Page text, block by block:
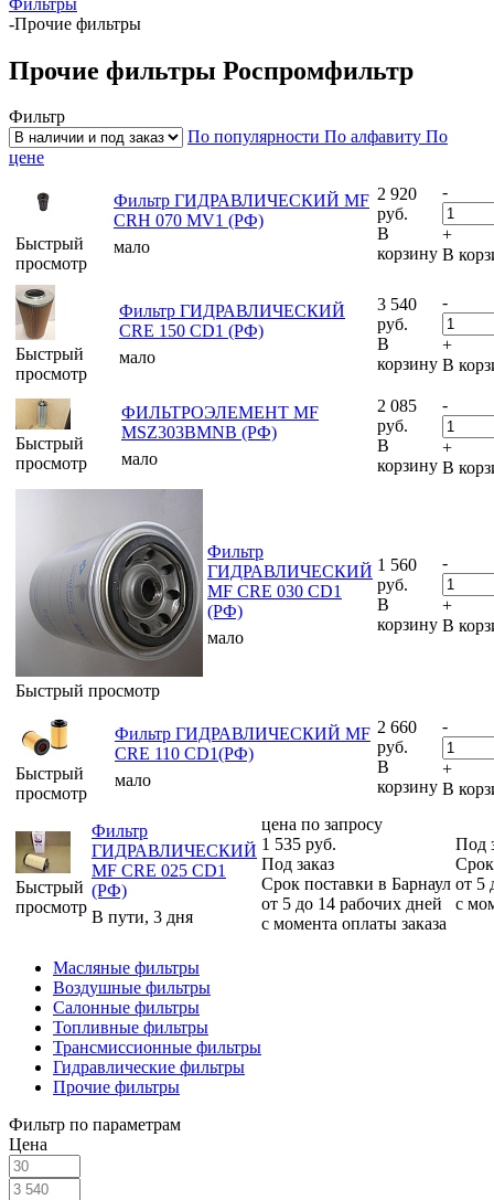
-Прочие фильтры
Прочие фильтры Роспромфильтр
Фильтр
По популярности По алфавиту По
цене
Быстрый
просмотр
Фильтр ГИДРАВЛИЧЕСКИЙ MF
CRH 070 MV1 (РФ)
мало
2 920
руб.
В
корзину
-
+
В
Быстрый
просмотр
Фильтр ГИДРАВЛИЧЕСКИЙ
CRE 150 CD1 (РФ)
мало
3 540
руб.
В
корзину
-
+
В
Быстрый
просмотр
ФИЛЬТРОЭЛЕМЕНТ MF
MSZ303BMNB (РФ)
мало
2 085
руб.
В
корзину
-
+
В
Быстрый просмотр
Фильтр
ГИДРАВЛИЧЕСКИЙ
MF CRE 030 CD1
(РФ)
мало
1 560
руб.
В
корзину
-
+
В
Быстрый
просмотр
Фильтр ГИДРАВЛИЧЕСКИЙ MF
CRE 110 CD1(РФ)
мало
2 660
руб.
В
корзину
-
+
В
Быстрый
просмотр
Фильтр
ГИДРАВЛИЧЕСКИЙ
MF CRE 025 CD1
(РФ)
В пути, 3 дня
цена по запросу
1 535 руб.
Под заказ
Срок поставки в Барнаул
от 5 до 14 рабочих дней
с момента оплаты заказа
Под
от 5
с
Масляные фильтры
Воздушные фильтры
Салонные фильтры
Топливные фильтры
Трансмиссионные фильтры
Гидравлические фильтры
Прочие фильтры
Фильтр по параметрам
Цена